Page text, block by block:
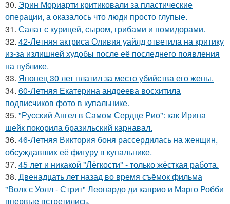
30. Эрин Мориарти критиковали за пластические
операции, а оказалось что люди просто глупые.
31. Салат с курицей, сыром, грибами и помидорами.
32. 42-Летняя актриса Оливия уайлд ответила на критику
из-за излишней худобы после её последнего появления
на публике.
33. Японец 30 лет платил за место убийства его жены.
34. 60-Летняя Екатерина андреева восхитила
подписчиков фото в купальнике.
35. "Русский Ангел в Самом Сердце Рио": как Ирина
шейк покорила бразильский карнавал.
36. 46-Летняя Виктория боня рассердилась на женщин,
обсуждавших её фигуру в купальнике.
37. 45 лет и никакой "Лёгкости" - только жёсткая работа.
38. Двенадцать лет назад во время съёмок фильма
"Волк с Уолл - Стрит" Леонардо ди каприо и Марго Робби
впервые встретились.